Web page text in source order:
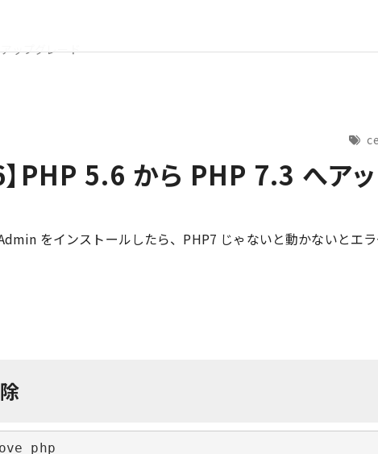
ップグレード
PHP 5.6 から PHP 7.3 へア
をインストールしたら、PHP7 じゃないと動かないとエ
php